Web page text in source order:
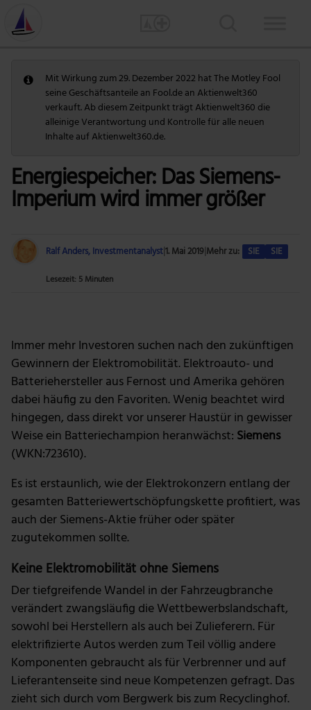
Mit Wirkung zum 29. Dezember 2022 hat The Motley Fool
seine Geschäftsanteile an Fool.de an Aktienwelt360
verkauft. Ab diesem Zeitpunkt trägt Aktienwelt360 die
alleinige Verantwortung und Kontrolle für alle neuen
Inhalte auf Aktienwelt360.de.
Energiespeicher: Das Siemens-
Imperium wird immer größer
Ralf Anders, Investmentanalyst1. Mai 2019 Mehr zu: SIE SIE
Lesezeit: 5 Minuten
Immer mehr Investoren suchen nach den zukünftigen
Gewinnern der Elektromobilität. Elektroauto- und
Batteriehersteller aus Fernost und Amerika gehören
dabei häufig zu den Favoriten. Wenig beachtet wird
hingegen, dass direkt vor unserer Haustür in gewisser
Weise ein Batteriechampion heranwächst: Siemens
(WKN:723610).
Es ist erstaunlich, wie der Elektrokonzern entlang der
gesamten Batteriewertschöpfungskette profitiert, was
auch der Siemens-Aktie früher oder später
zugutekommen sollte.
Keine Elektromobilität ohne Siemens
Der tiefgreifende Wandel in der Fahrzeugbranche
verändert zwangsläufig die Wettbewerbslandschaft,
sowohl bei Herstellern als auch bei Zulieferern. Für
elektrifizierte Autos werden zum Teil völlig andere
Komponenten gebraucht als für Verbrenner und auf
Lieferantenseite sind neue Kompetenzen gefragt. Das
zieht sich durch vom Bergwerk bis zum Recyclinghof.